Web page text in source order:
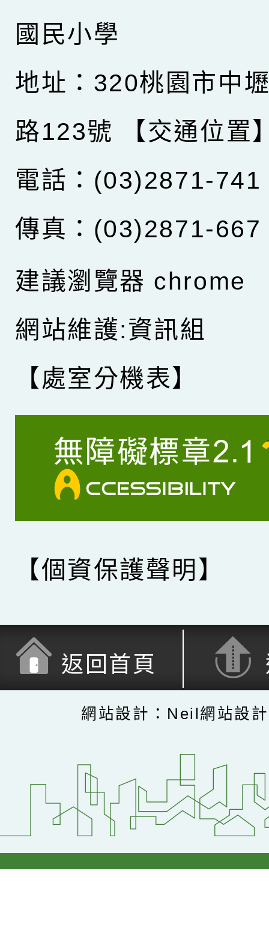
國民小學
地址：320桃園市中
路123號
【交通位置
電話：(03)2871-741
傳真：(03)2871-667
建議瀏覽器 chrome
網站維護:資訊組
【處室分機表】
【個資保護聲明】
返回首頁
網站設計：Neil網站設